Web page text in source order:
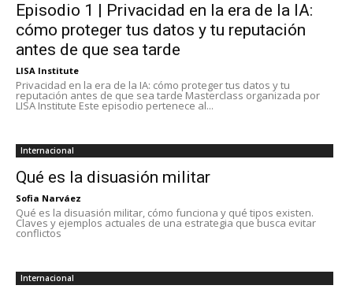
Episodio 1 | Privacidad en la era de la IA:
cómo proteger tus datos y tu reputación
antes de que sea tarde
LISA Institute
Privacidad en la era de la IA: cómo proteger tus datos y tu
reputación antes de que sea tarde Masterclass organizada por
LISA Institute Este episodio pertenece al...
Internacional
Qué es la disuasión militar
Sofia Narváez
Qué es la disuasión militar, cómo funciona y qué tipos existen.
Claves y ejemplos actuales de una estrategia que busca evitar
conflictos
Internacional